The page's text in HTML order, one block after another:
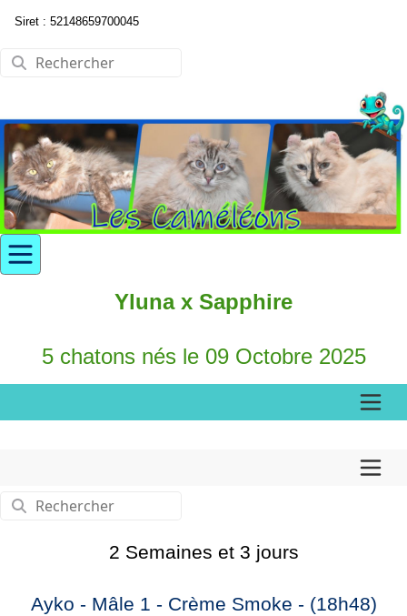
Siret : 52148659700045
Yluna x Sapphire
5 chatons nés le 09 Octobre 2025
2 Semaines et 3 jours
Ayko - Mâle 1 - Crème Smoke - (18h48)